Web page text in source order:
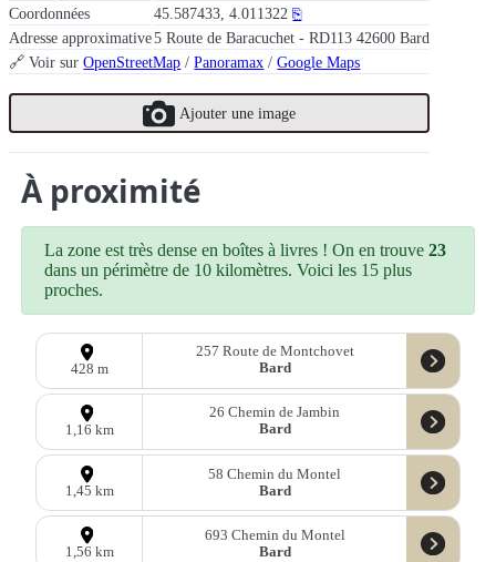
Coordonnées
45.587433, 4.011322 ⎘
Adresse approximative5 Route de Baracuchet - RD113 42600 Bard
🔗 Voir surOpenStreetMap /Panoramax /Google Maps
Ajouter une image
À proximité
La zone est très dense en boîtes à livres ! On en trouve23
dans un périmètre de 10 kilomètres. Voici les 15 plus
proches.
428 m
257 Route de Montchovet
Bard
1,16 km
26 Chemin de Jambin
Bard
1,45 km
58 Chemin du Montel
Bard
1,56 km
693 Chemin du Montel
Bard